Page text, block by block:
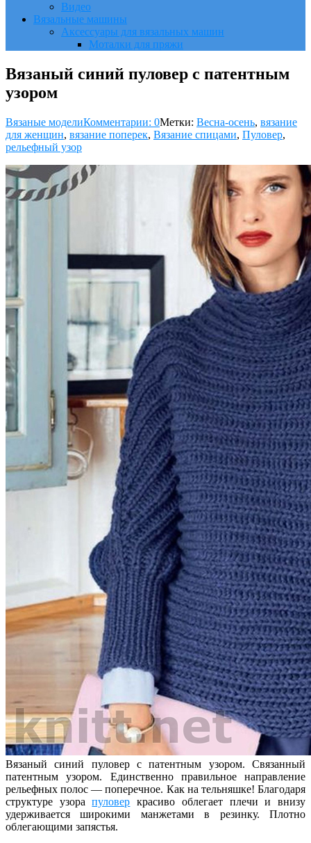
Видео
Вязальные машины
Аксессуары для вязальных машин
Моталки для пряжи
Вязаный синий пуловер с патентным
узором
Вязаные моделиКомментарии: 0Метки: Весна-осень, вязание
для женщин, вязание поперек, Вязание спицами, Пуловер,
рельефный узор
Вязаный синий пуловер с патентным узором. Связанный
патентным узо­ром. Единственно правильное направление
рельефных по­лос — поперечное. Как на тельняш­ке! Благодаря
структуре узорапуловер красиво облегает плечи и внизу
удержива­ется широкими манжетами в резинку. Плотно
облегающими запястья.